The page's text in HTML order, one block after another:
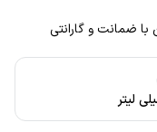
ضمانت و گارانتی